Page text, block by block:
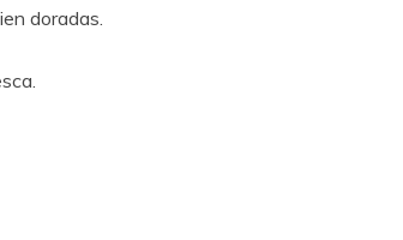
doradas.